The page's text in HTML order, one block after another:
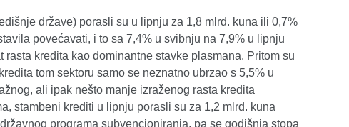
države) porasli su u lipnju za 1,8 mlrd. kuna ili 0,7%
povećavati, i to sa 7,4% u svibnju na 7,9% u lipnju
kredita kao dominantne stavke plasmana. Pritom su
tom sektoru samo se neznatno ubrzao s 5,5% u
ali ipak nešto manje izraženog rasta kredita
stambeni krediti u lipnju porasli su za 1,2 mlrd. kuna
programa subvencioniranja, pa se godišnja stopa